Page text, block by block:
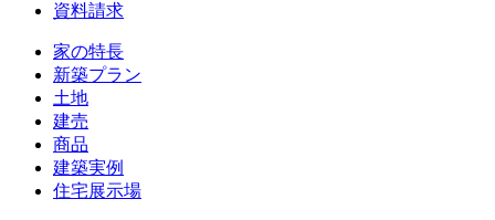
資料請求
家の特長
新築プラン
土地
建売
商品
建築実例
住宅展示場